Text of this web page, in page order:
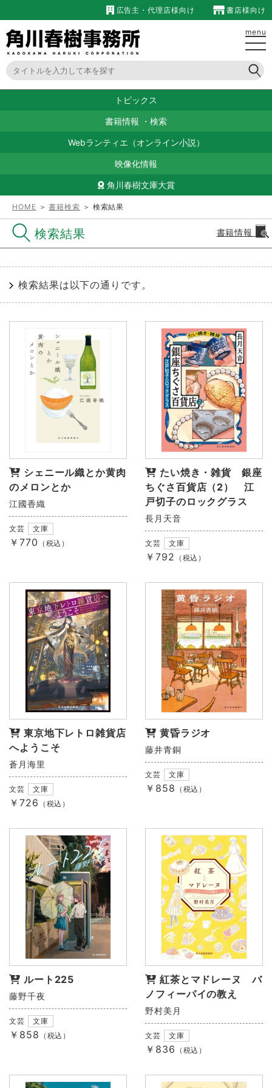
広告主・代理店様向け 書店様向け
menu
トピックス
書籍情報 ・ 検索
Webランティエ（オンライン小説）
映像化情報
角川春樹文庫大賞
HOME ＞書籍検索 ＞ 検索結果
検索結果 書籍情報
検索結果は以下の通りです。
シェニール織とか黄肉
のメロンとか
江國香織
文芸 文庫
￥770 （税込）
たい焼き・雑貨 銀座
ちぐさ百貨店（2） 江
戸切子のロックグラス
長月天音
文芸 文庫
￥792 （税込）
東京地下レトロ雑貨店
へようこそ
蒼月海里
文芸 文庫
￥726 （税込）
黄昏ラジオ
藤井青銅
文芸 文庫
￥858 （税込）
ルート225
藤野千夜
文芸 文庫
￥858 （税込）
紅茶とマドレーヌ バ
ノフィーパイの教え
野村美月
文芸 文庫
￥836 （税込）